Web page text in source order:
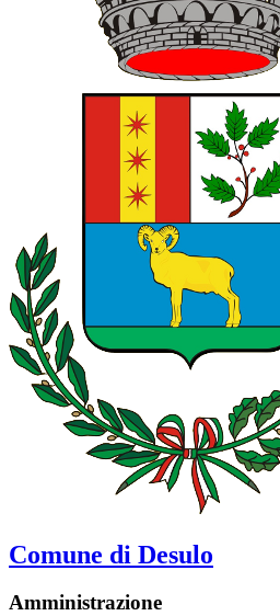
Comune di Desulo
Amministrazione